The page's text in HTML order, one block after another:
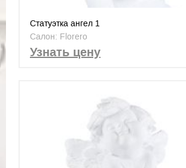
Статуэтка ангел 1
Салон: Florero
Узнать цену